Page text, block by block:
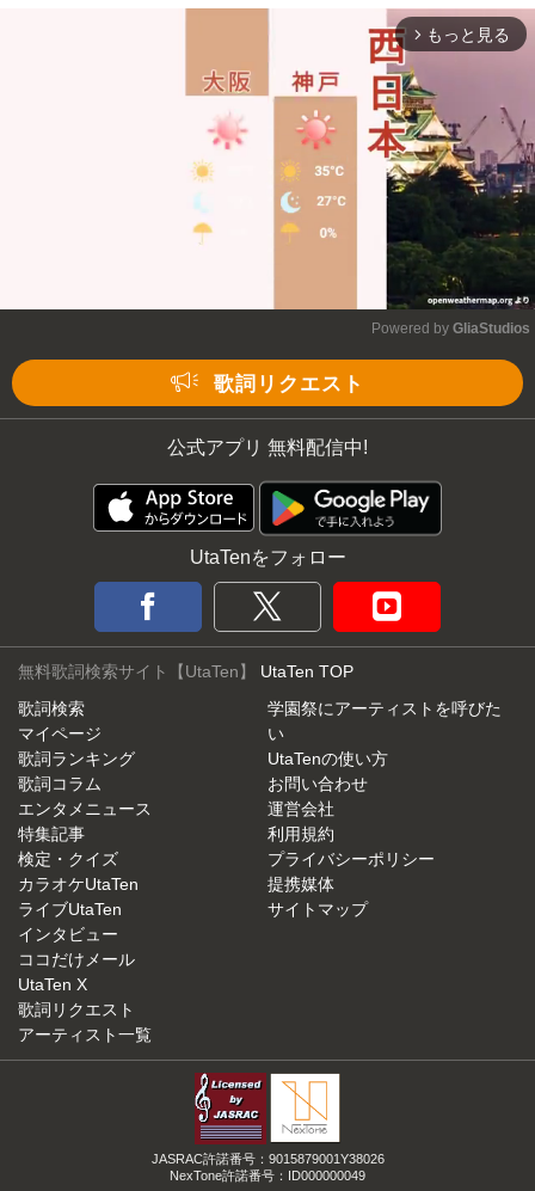
arrow_forward_ios もっと見る
Powered by GliaStudios
歌詞リクエスト
公式アプリ 無料配信中!
UtaTenをフォロー
無料歌詞検索サイト【UtaTen】 UtaTen TOP
歌詞検索
マイページ
歌詞ランキング
歌詞コラム
エンタメニュース
特集記事
検定・クイズ
カラオケUtaTen
ライブUtaTen
インタビュー
ココだけメール
UtaTen X
歌詞リクエスト
アーティスト一覧
学園祭にアーティストを呼びた
い
UtaTenの使い方
お問い合わせ
運営会社
利用規約
プライバシーポリシー
提携媒体
サイトマップ
JASRAC許諾番号：9015879001Y38026
NexTone許諾番号：ID000000049